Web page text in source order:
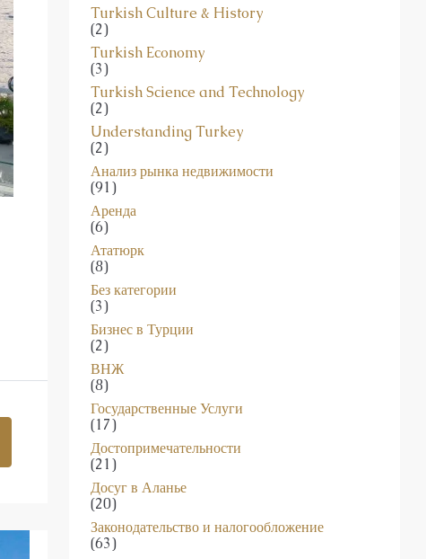
Turkish Culture & History
(2)
Turkish Economy
(3)
Turkish Science and Technology
(2)
Understanding Turkey
(2)
Анализ рынка недвижимости
(91)
Аренда
(6)
Ататюрк
(8)
Без категории
(3)
Бизнес в Турции
(2)
ВНЖ
(8)
Государственные Услуги
(17)
Достопримечательности
(21)
Досуг в Аланье
(20)
Законодательство и налогообложение
(63)